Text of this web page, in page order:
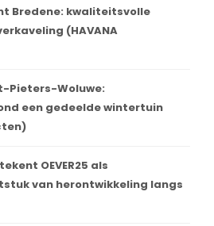
Bredene: kwaliteitsvolle
(HAVANA
Pieters-Woluwe:
een gedeelde wintertuin
OEVER25 als
van herontwikkeling langs